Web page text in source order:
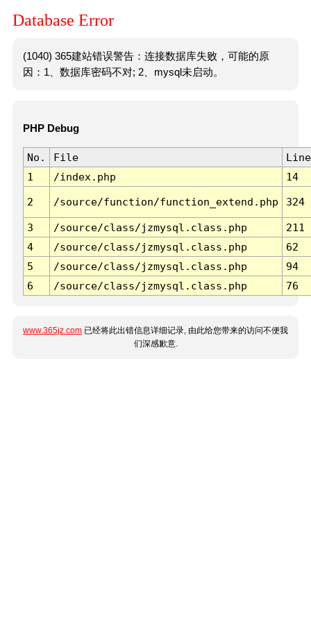
Database Error
(1040) 365建站错误警告：连接数据库失败，可能的原
因：1、数据库密码不对; 2、mysql未启动。
PHP Debug
No. File
Line
1
/index.php 14
2 /source/function/function_extend.php 324
3 /source/class/jzmysql.class.php
211
4
/source/class/jzmysql.class.php
62
5
/source/class/jzmysql.class.php
94
6
/source/class/jzmysql.class.php 76
www.365jz.com 已经将此出错信息详细记录, 由此给您带来的访问不便我
们深感歉意.